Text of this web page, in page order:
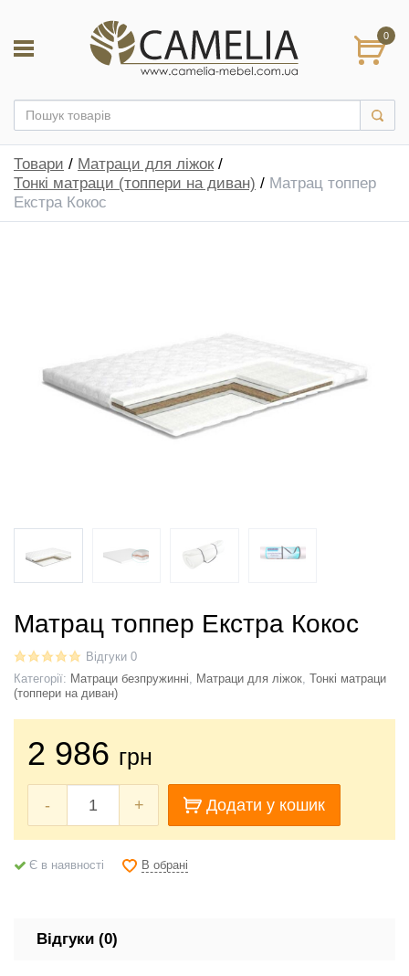
0
Товари / Матраци для ліжок/
Тонкі матраци (топпери на диван) / Матрац топпер
Екстра Кокос
Матрац топпер Екстра Кокос
Відгуки 0
Категорії: Матраци безпружинні, Матраци для ліжок,
Тонкі матраци
(топпери на диван)
2 986 грн
- + Додати у кошик
Є в наявності В обрані
Відгуки (0)